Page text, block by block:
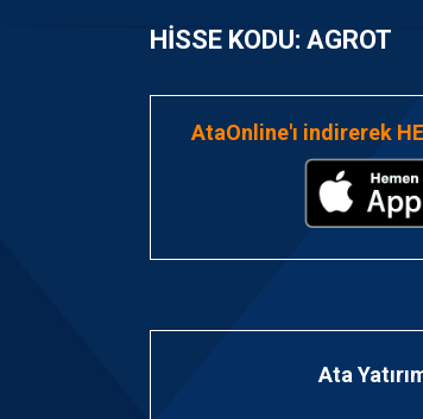
HISSE KODU: AGROT
AtaOnline'ı indirerek
Ata